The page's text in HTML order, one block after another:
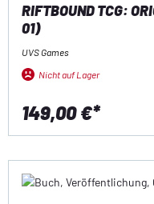
RIFTBOUND TCG:
01)
UVS Games
Nicht auf Lager
149,00 €*